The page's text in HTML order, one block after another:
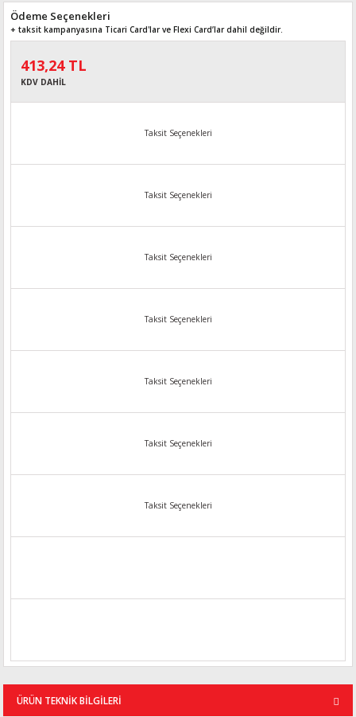
Ödeme Seçenekleri
+ taksit kampanyasına Ticari Card'lar ve Flexi Card’lar dahil değildir.
413,24 TL
KDV DAHİL
Taksit Seçenekleri
Taksit Seçenekleri
Taksit Seçenekleri
Taksit Seçenekleri
Taksit Seçenekleri
Taksit Seçenekleri
Taksit Seçenekleri
ÜRÜN TEKNİK BİLGİLERİ